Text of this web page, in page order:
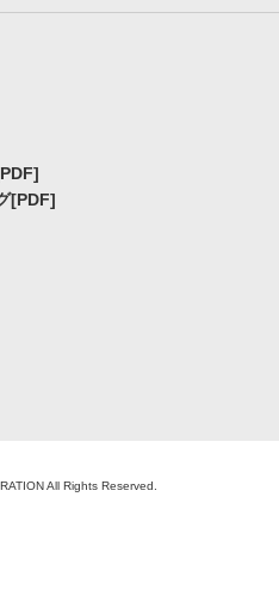
[PDF]
All Rights Reserved.